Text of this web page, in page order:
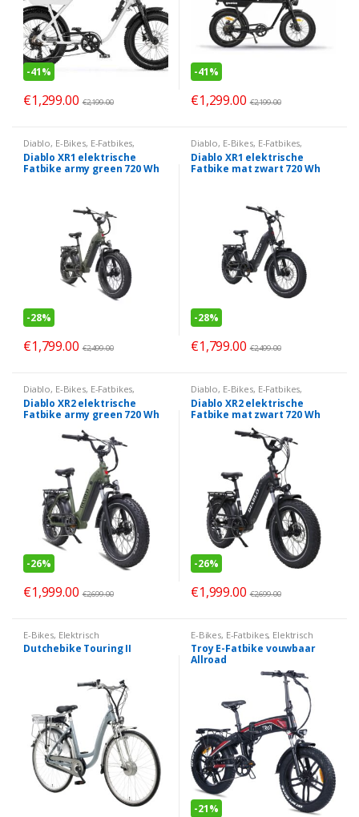
-41%
€1,299.00 €2,199.00
-41%
€1,299.00 €2,199.00
Diablo, E-Bikes, E-Fatbikes,
Elektrisch
Diablo XR1 elektrische
Fatbike army green 720 Wh
-28%
€1,799.00 €2,499.00
Diablo, E-Bikes, E-Fatbikes,
Elektrisch
Diablo XR1 elektrische
Fatbike mat zwart 720 Wh
-28%
€1,799.00 €2,499.00
Diablo, E-Bikes, E-Fatbikes,
Elektrisch
Diablo XR2 elektrische
Fatbike army green 720 Wh
-26%
€1,999.00 €2,699.00
Diablo, E-Bikes, E-Fatbikes,
Elektrisch
Diablo XR2 elektrische
Fatbike mat zwart 720 Wh
-26%
€1,999.00 €2,699.00
E-Bikes, Elektrisch
Dutchebike Touring II
E-Bikes, E-Fatbikes, Elektrisch
Troy E-Fatbike vouwbaar
Allroad
-21%